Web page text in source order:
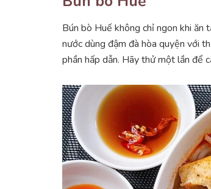
Bún bò Huế không chỉ ngon khi ăn
nước dùng đậm đà hòa quyện với
phần hấp dẫn. Hãy thử một lần để